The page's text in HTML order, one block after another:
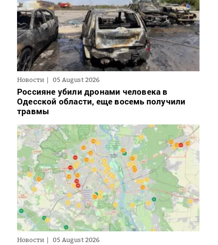
Новости 05 August 2026
Россияне убили дронами человека в
Одесской области, еще восемь получили
травмы
Новости 05 August 2026